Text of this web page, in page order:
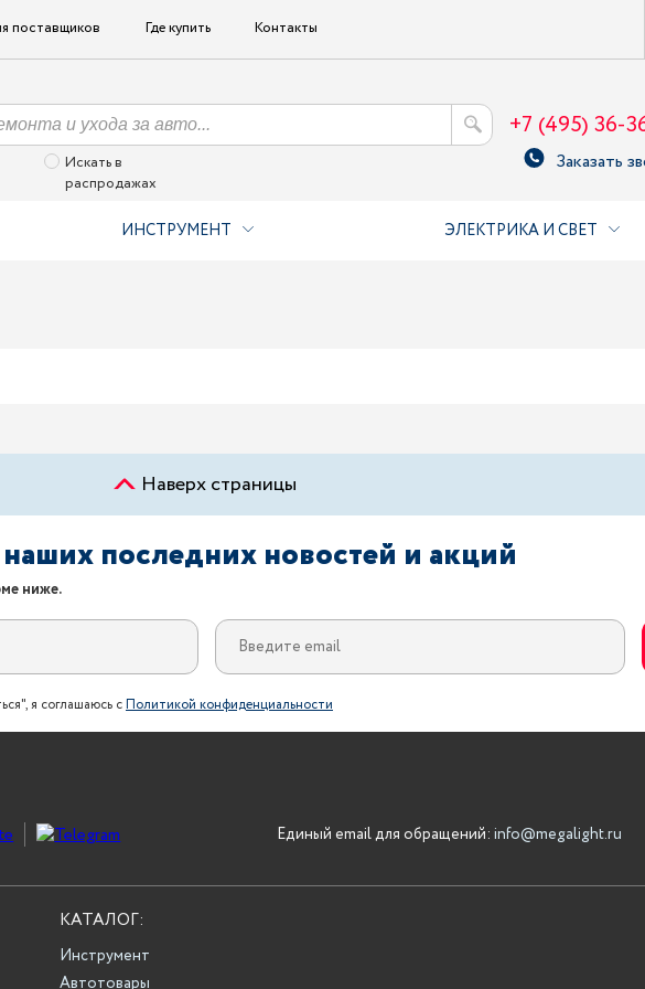
поставщиков Где купить Контакты
Искать в
распродажах
+7 (495) 36-
Заказать
ИНСТРУМЕНТ ЭЛЕКТРИКА И СВЕТ
Наверх страницы
наших последних новостей и акций
ниже.
я соглашаюсь сПолитикой конфиденциальности
Единый email для обращений: info@megalight.ru
КАТАЛОГ:
Инструмент
Автотовары